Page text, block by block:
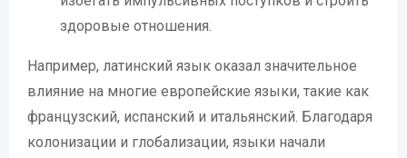
здоровые отношения.
Например, латинский язык оказал значительное
влияние на многие европейские языки, такие как
французский, испанский и итальянский. Благодаря
колонизации и глобализации, языки начали